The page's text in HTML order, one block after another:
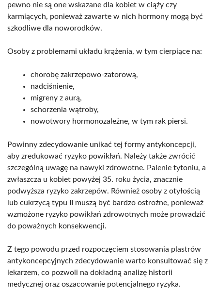
pewno nie są one wskazane dla kobiet w ciąży czy
karmiących, ponieważ zawarte w nich hormony mogą być
szkodliwe dla noworodków.
Osoby z problemami układu krążenia, w tym cierpiące na:
chorobę zakrzepowo-zatorową,
nadciśnienie,
migreny z aurą,
schorzenia wątroby,
nowotwory hormonozależne, w tym rak piersi.
Powinny zdecydowanie unikać tej formy antykoncepcji,
aby zredukować ryzyko powikłań. Należy także zwrócić
szczególną uwagę na nawyki zdrowotne. Palenie tytoniu, a
zwłaszcza u kobiet powyżej 35. roku życia, znacznie
podwyższa ryzyko zakrzepów. Również osoby z otyłością
lub cukrzycą typu II muszą być bardzo ostrożne, ponieważ
wzmożone ryzyko powikłań zdrowotnych może prowadzić
do poważnych konsekwencji.
Z tego powodu przed rozpoczęciem stosowania plastrów
antykoncepcyjnych zdecydowanie warto konsultować się z
lekarzem, co pozwoli na dokładną analizę historii
medycznej oraz oszacowanie potencjalnego ryzyka.